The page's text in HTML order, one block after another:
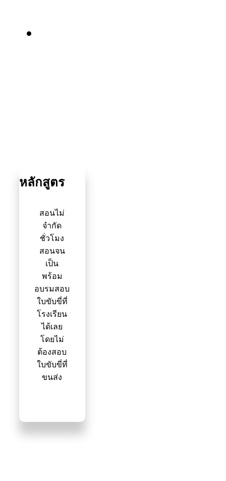
หลักสูตร
สอนไม่
จำกัด
ชั่วโมง
สอนจน
เป็น
พร้อม
อบรมสอบ
ใบขับขี่ที่
โรงเรียน
ได้เลย
โดยไม่
ต้องสอบ
ใบขับขี่ที่
ขนส่ง